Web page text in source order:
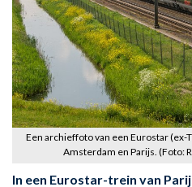
Een archieffoto van een Eurostar
Amsterdam en Parijs. (Foto:
In een Eurostar-trein van